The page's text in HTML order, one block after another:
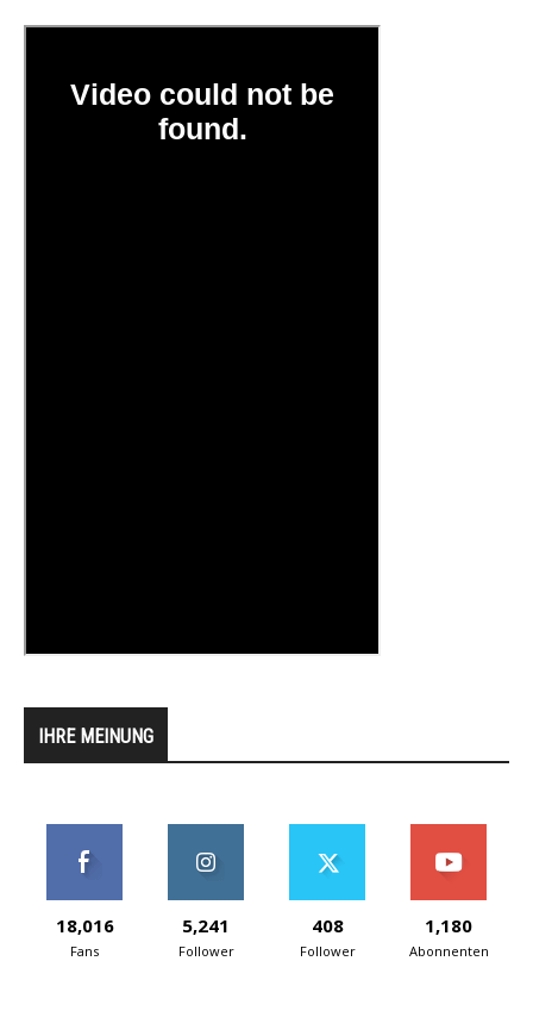
IHRE MEINUNG
18,016
Fans
5,241
Follower
408
Follower
1,180
Abonnenten